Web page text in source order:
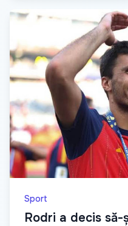
Sport
Rodri a decis